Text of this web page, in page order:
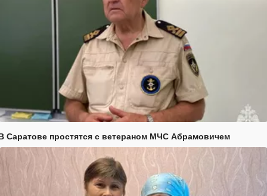
Саратове простятся с ветераном МЧС Абрамовичем